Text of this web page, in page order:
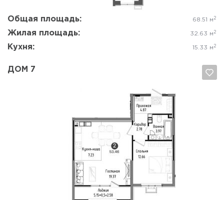
Общая площадь: 68.51 м 2
Жилая площадь: 32.63 м 2
Кухня: 15.33 м 2
ДОМ 7
Отмена